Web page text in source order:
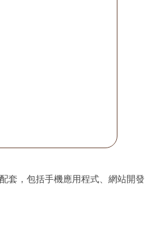
套，包括手機應用程式、網站開發